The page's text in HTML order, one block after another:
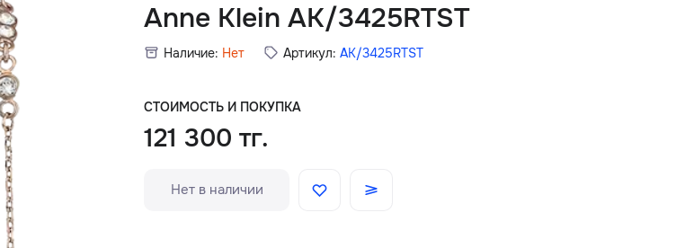
Anne Klein AK/3425RTST
Наличие: Нет Артикул: AK/3425RTST
СТОИМОСТЬ И ПОКУПКА
121 300 тг.
Нет в наличии
Каталог